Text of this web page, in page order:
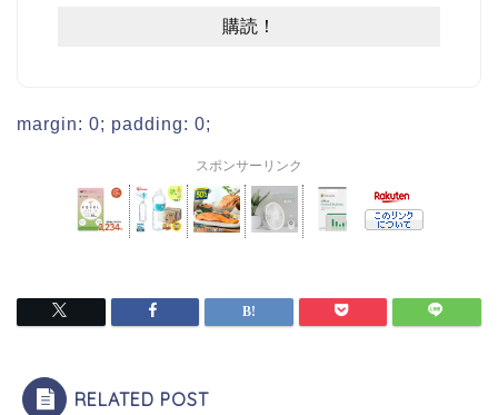
margin: 0; padding: 0;
スポンサーリンク
RELATED POST